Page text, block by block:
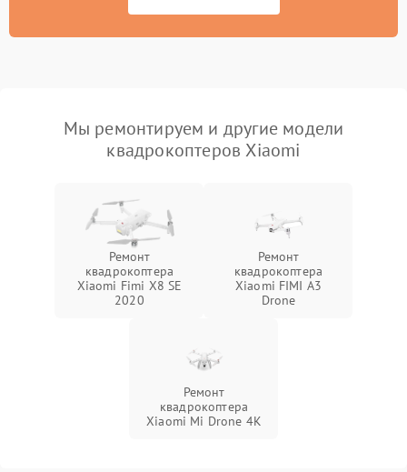
Мы ремонтируем и другие модели
квадрокоптеров Xiaomi
Ремонт
квадрокоптера
Xiaomi Fimi X8 SE
2020
Ремонт
квадрокоптера
Xiaomi FIMI A3
Drone
Ремонт
квадрокоптера
Xiaomi Mi Drone 4K